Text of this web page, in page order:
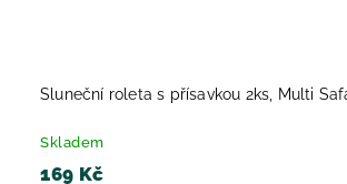
Sluneční roleta s přísavkou 2ks, Multi
Skladem
169 Kč